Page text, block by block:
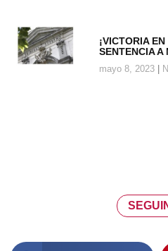
¡VICTORIA
SENTENCIA A
mayo 8, 2023